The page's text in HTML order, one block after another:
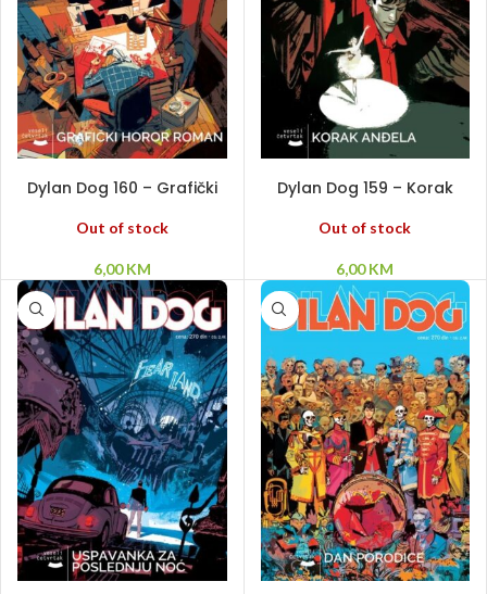
Dylan Dog 160 – Grafički
horor roman
Out of stock
6,00KM
Dylan Dog 159 – Korak
anđela
Out of stock
6,00KM